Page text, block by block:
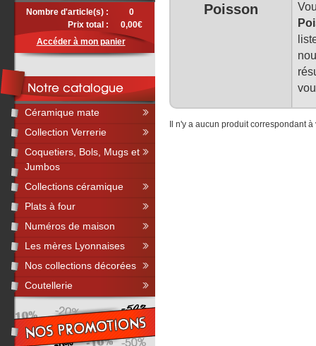
Poisson
Il n'y a aucun produit correspondant
Nombre d'article(s) :
0
Prix total :
0,00€
Accéder à mon panier
Céramique mate
Collection Verrerie
Coquetiers, Bols, Mugs et
Jumbos
Collections céramique
Plats à four
Numéros de maison
Les mères Lyonnaises
Nos collections décorées
Coutellerie